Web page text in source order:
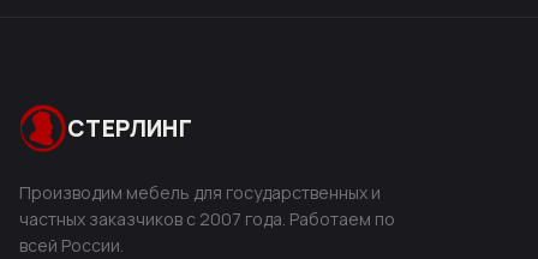
СТЕРЛИНГ
Производим мебель для государственных и
частных заказчиков с 2007 года. Работаем по
всей России.